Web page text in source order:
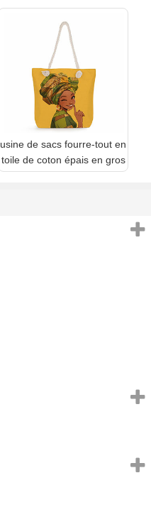
usine de sacs fourre-tout en
toile de coton épais en gros